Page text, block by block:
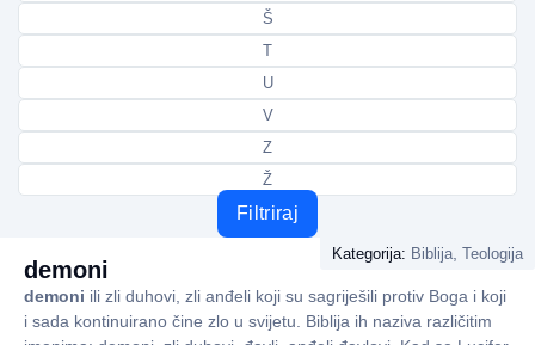
Š
T
U
V
Z
Ž
Filtriraj
Kategorija: Biblija, Teologija
demoni
demoni ili zli duhovi, zli anđeli koji su sagriješili protiv Boga i koji
i sada kontinuirano čine zlo u svijetu. Biblija ih naziva različitim